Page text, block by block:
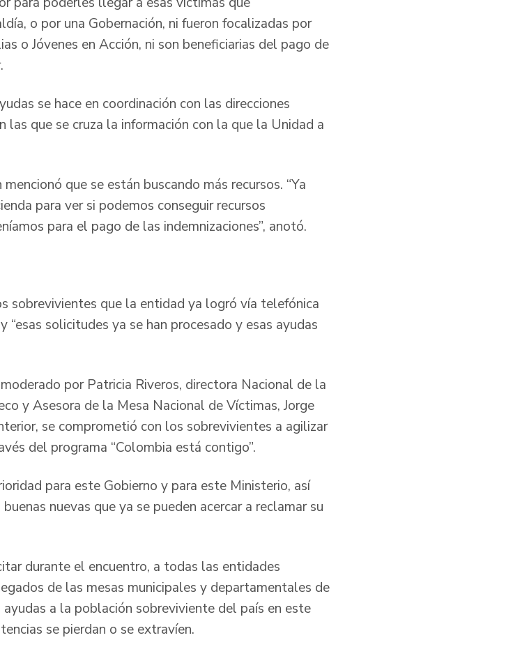
o por una Gobernación, ni fueron focalizadas por
o Jóvenes en Acción, ni son beneficiarias del pago de
se hace en coordinación con las direcciones
que se cruza la información con la que la Unidad a
que se están buscando más recursos. “Ya
para ver si podemos conseguir recursos
para el pago de las indemnizaciones”, anotó.
sobrevivientes que la entidad ya logró vía telefónica
solicitudes ya se han procesado y esas ayudas
por Patricia Riveros, directora Nacional de la
y Asesora de la Mesa Nacional de Víctimas, Jorge
se comprometió con los sobrevivientes a agilizar
del programa “Colombia está contigo”.
para este Gobierno y para este Ministerio, así
nuevas que ya se pueden acercar a reclamar su
durante el encuentro, a todas las entidades
de las mesas municipales y departamentales de
a la población sobreviviente del país en este
se pierdan o se extravíen.